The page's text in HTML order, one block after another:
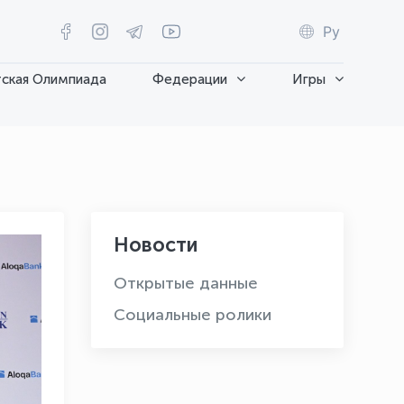
Ру
Олимпиада Федерации Игры
Новости
Открытые данные
Социальные ролики